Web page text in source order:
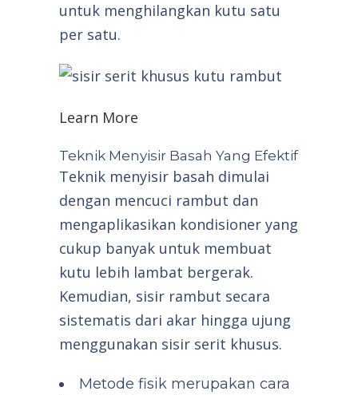
untuk menghilangkan kutu satu
per satu.
Learn More
Teknik Menyisir Basah Yang Efektif
Teknik menyisir basah dimulai
dengan mencuci rambut dan
mengaplikasikan kondisioner yang
cukup banyak untuk membuat
kutu lebih lambat bergerak.
Kemudian, sisir rambut secara
sistematis dari akar hingga ujung
menggunakan sisir serit khusus.
Metode fisik merupakan cara